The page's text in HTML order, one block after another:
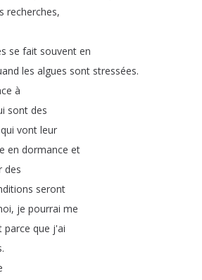
recherches,
se fait souvent en
les algues sont stressées.
à
sont des
qui vont leur
en dormance et
des
seront
, je pourrai me
parce que j'ai
.